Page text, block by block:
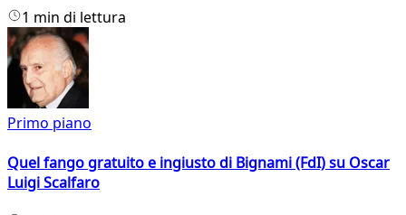
1 min di lettura
Primo piano
Quel fango gratuito e ingiusto di Bignami (FdI) su Oscar
Luigi Scalfaro